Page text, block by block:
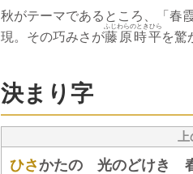
秋がテーマであるところ、「春
現。その巧みさが藤原時平
ふじわらのときひら
を驚
決まり字
ひさかたの 光のどけき